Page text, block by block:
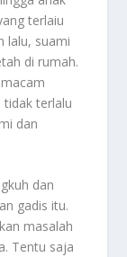
terlaiu
lalu, suami
di rumah.
terlalu
dan
dan
gadis itu.
masalah
Tentu saja